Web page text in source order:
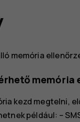
memória
memória
kezd megtelni,
például: –